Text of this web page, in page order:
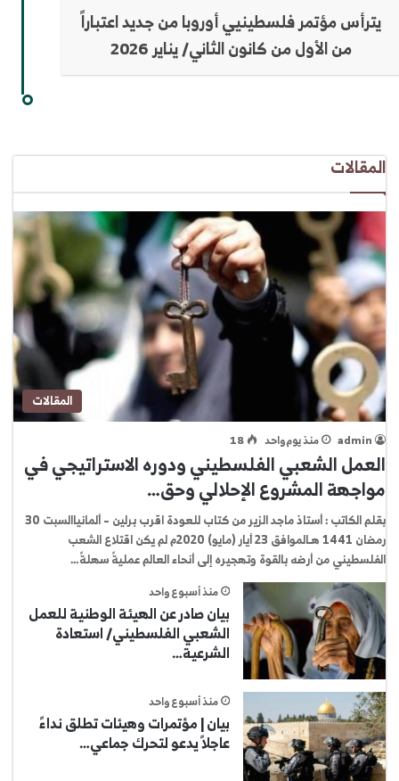
يترأس مؤتمر فلسطينيي أوروبا من جديد اعتباراً
من الأول من كانون الثاني/ يناير 2026
المقالات
المقالات
admin منذ يوم واحد 18
العمل الشعبي الفلسطيني ودوره الاستراتيجي في
مواجهة المشروع الإحلالي وحق…
بقلم الكاتب : أستاذ ماجد الزير من كتاب للعودة اقرب برلين – ألمانياالسبت 30
رمضان 1441 هـالموافق 23 أيار (مايو) 2020م لم يكن اقتلاع الشعب
الفلسطيني من أرضه بالقوة وتهجيره إلى أنحاء العالم عمليةً سهلةً…
منذ أسبوع واحد
بيان صادر عن الهيئة الوطنية للعمل
الشعبي الفلسطيني/ استعادة
الشرعية…
منذ أسبوع واحد
بيان | مؤتمرات وهيئات تطلق نداءً
عاجلاً يدعو لتحرك جماعي…